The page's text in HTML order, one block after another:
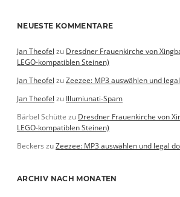
NEUESTE KOMMENTARE
Jan Theofel zu Dresdner Frauenkirche von
LEGO-kompatiblen Steinen)
Jan Theofel zuZeezee: MP3 auswählen und
Jan Theofel zu Illumiunati-Spam
Bärbel Schütte zu Dresdner Frauenkirche von
LEGO-kompatiblen Steinen)
Beckers zuZeezee: MP3 auswählen und legal
ARCHIV NACH MONATEN